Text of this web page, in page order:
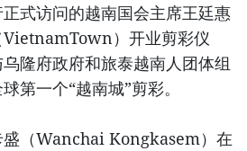
式访问的越南国会主席王廷惠
VietnamTown）开业剪彩仪
隆府政府和旅泰越南人团体组
第一个“越南城”剪彩。
盛（Wanchai Kongkasem）在